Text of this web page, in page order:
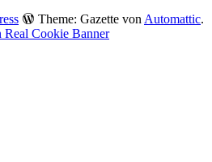
Theme: Gazette von Automattic.
Real Cookie Banner